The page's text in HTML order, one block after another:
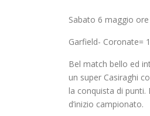
Sabato 6 maggio
Garfield- Coronate=
Bel match bello ed
un super Casiraghi
la conquista di
d’inizio campionato.